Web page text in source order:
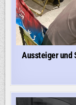
Aussteiger und